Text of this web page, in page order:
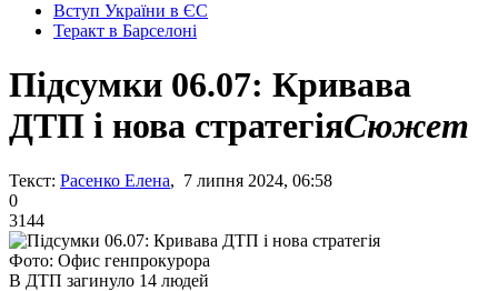
Вступ України в ЄС
Теракт в Барселоні
Підсумки 06.07: Кривава
ДТП і нова стратегіяСюжет
Текст: Расенко Елена, 7 липня 2024, 06:58
0
3144
Фото: Офис генпрокурора
В ДТП загинуло 14 людей